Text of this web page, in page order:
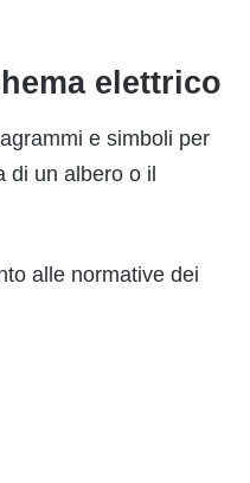
elettrico
e simboli per
di un albero o il
alle normative dei